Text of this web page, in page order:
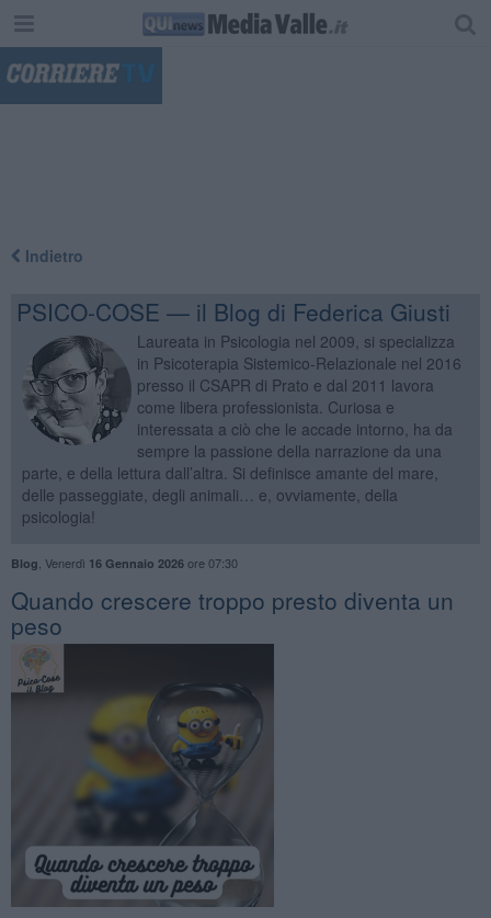
Indietro
PSICO-COSE — il Blog di Federica Giusti
Laureata in Psicologia nel 2009, si specializza
in Psicoterapia Sistemico-Relazionale nel 2016
presso il CSAPR di Prato e dal 2011 lavora
come libera professionista. Curiosa e
interessata a ciò che le accade intorno, ha da
sempre la passione della narrazione da una
parte, e della lettura dall’altra. Si definisce amante del mare,
delle passeggiate, degli animali… e, ovviamente, della
psicologia!
Blog Venerdì 16 Gennaio 2026ore 07:30
​Quando crescere troppo presto diventa un
peso